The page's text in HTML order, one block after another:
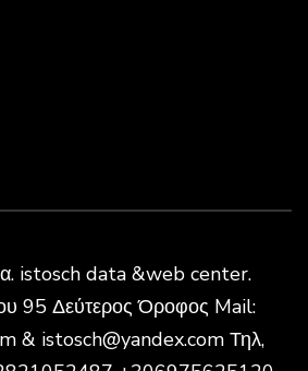
istosch data &web center.
95 Δεύτερος Όροφος Mail:
& istosch@yandex.com Τηλ,